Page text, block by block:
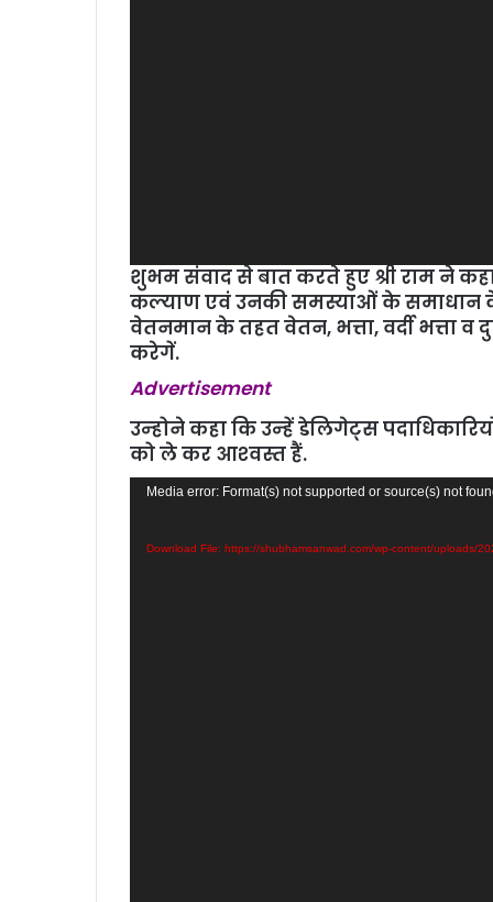
शुभम संवाद से बात करते हुए श्री राम ने
कल्‍याण एवं उनकी समस्‍याओं के समाधान
वेतनमान के तहत वेतन, भत्ता, वर्दी भत्ता व
करेगें.
Advertisement
उन्‍होने कहा कि उन्‍हें डेलिगेट्स
को ले कर आश्‍वस्‍त हैं.
Video
Media error: Format(s) not supported or source(s) not
Download File: https://shubhamsanwad.com/wp-content/uploads/